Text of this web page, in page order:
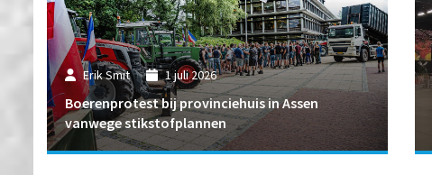
Erik Smit 1 juli 2026
Boerenprotest bij provinciehuis in Assen
vanwege stikstofplannen